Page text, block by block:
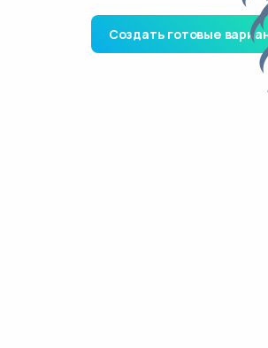
Создать готовые